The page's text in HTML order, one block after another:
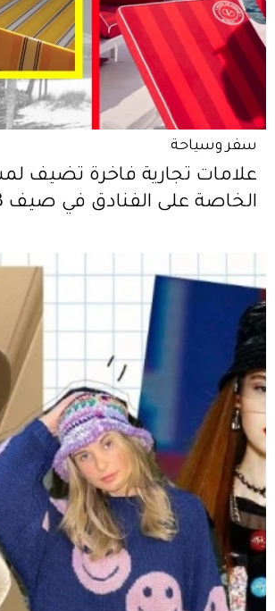
سفر وسياحة
علامات تجارية فاخرة تضيف
الخاصة على الفنادق في صيف 2023